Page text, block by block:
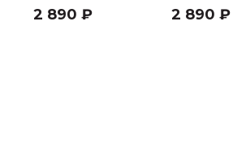
2 890 ₽ 2 890 ₽